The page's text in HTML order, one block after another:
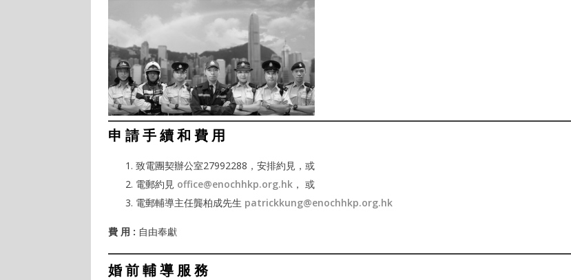
申 請 手 續 和 費 用
致電團契辦公室27992288，安排約見，或
電郵約見 office@enochhkp.org.hk ， 或
電郵輔導主任龔柏成先生 patrickkung@enochhkp.org.hk
費 用 : 自由奉獻
婚 前 輔 導 服 務